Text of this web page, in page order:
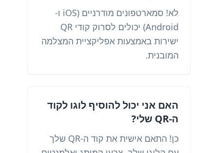
לא! סמארטפונים מודרניים (iOS ו-
Android) יכולים לסרוק קודי QR
ישירות באמצעות אפליקציית המצלמה
המובנית.
האם אני יכול להוסיף לוגו לקוד
ה-QR שלי?
כן! התאם אישית את קוד ה-QR שלך